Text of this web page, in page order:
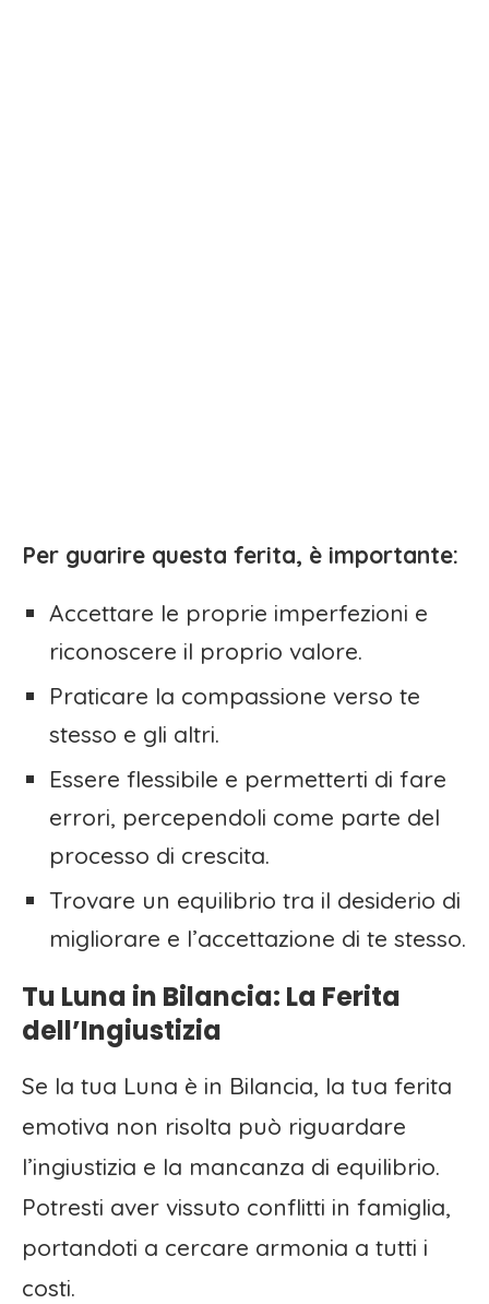
Per guarire questa ferita, è importante:
Accettare le proprie imperfezioni e
riconoscere il proprio valore.
Praticare la compassione verso te
stesso e gli altri.
Essere flessibile e permetterti di fare
errori, percependoli come parte del
processo di crescita.
Trovare un equilibrio tra il desiderio di
migliorare e l’accettazione di te stesso.
Tu Luna in Bilancia: La Ferita
dell’Ingiustizia
Se la tua Luna è in Bilancia, la tua ferita
emotiva non risolta può riguardare
l’ingiustizia e la mancanza di equilibrio.
Potresti aver vissuto conflitti in famiglia,
portandoti a cercare armonia a tutti i
costi.